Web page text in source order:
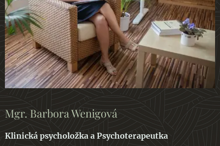
Mgr. Barbora Wenigová
Klinická psycholožka a Psychoterapeutka